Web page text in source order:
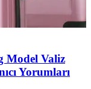
Model Valiz
Yorumları